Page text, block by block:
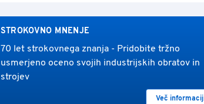
STROKOVNO MNENJE
70 let strokovnega znanja - Pridobite tržno
usmerjeno oceno svojih industrijskih obratov in
strojev
Več informacij